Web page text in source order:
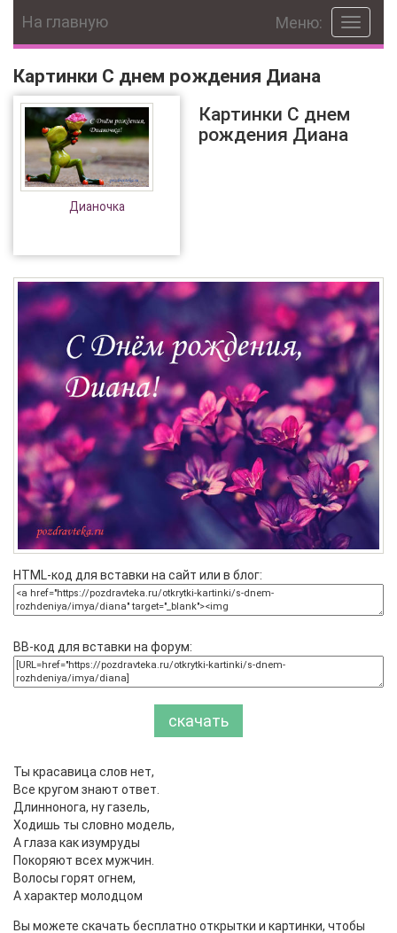
Toggle
На главную Меню:
Картинки С днем рождения Диана
Дианочка
Картинки С днем
рождения Диана
HTML-код для вставки на сайт или в блог:
BB-код для вставки на форум:
скачать
Ты красавица слов нет,
Все кругом знают ответ.
Длиннонога, ну газель,
Ходишь ты словно модель,
А глаза как изумруды
Покоряют всех мужчин.
Волосы горят огнем,
А характер молодцом
Вы можете скачать бесплатно открытки и картинки, чтобы